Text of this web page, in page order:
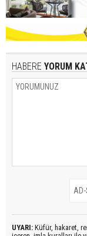
HABERE YORUM
UYARI: Küfür, hakaret,